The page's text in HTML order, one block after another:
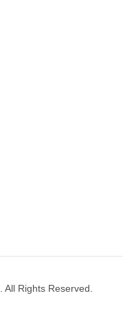
. All Rights Reserved.